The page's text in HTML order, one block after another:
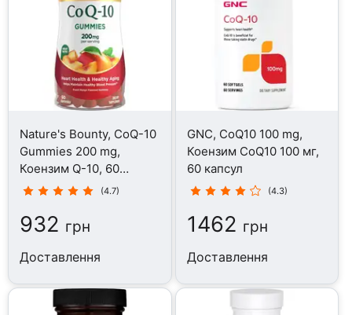
Nature's Bounty, CoQ-10
Gummies 200 mg,
Коензим Q-10, 60
цукерок
(4.7)
932 грн
Доставлення
GNC, CoQ10 100 mg,
Коензим CoQ10 100 мг,
60 капсул
(4.3)
1462 грн
Доставлення